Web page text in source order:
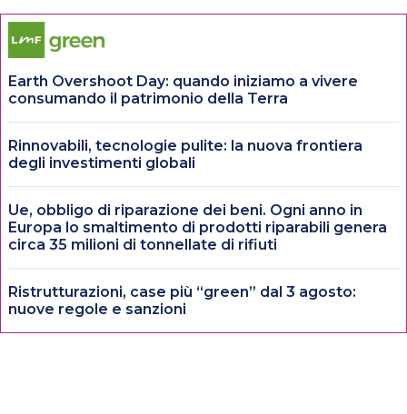
Earth Overshoot Day: quando iniziamo a vivere
consumando il patrimonio della Terra
Rinnovabili, tecnologie pulite: la nuova frontiera
degli investimenti globali
Ue, obbligo di riparazione dei beni. Ogni anno in
Europa lo smaltimento di prodotti riparabili genera
circa 35 milioni di tonnellate di rifiuti
Ristrutturazioni, case più “green” dal 3 agosto:
nuove regole e sanzioni